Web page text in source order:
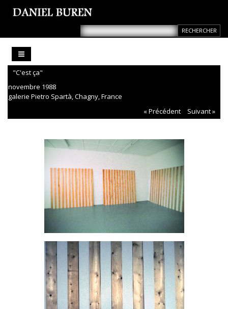
"C'est ça"
novembre 1988
galerie Pietro Spartà, Chagny, France
« Précédent
Suivant »